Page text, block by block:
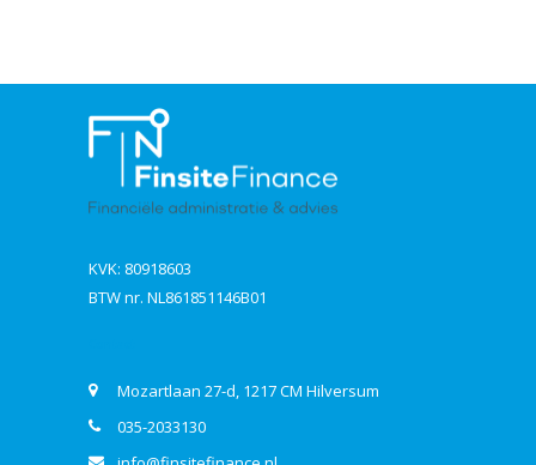
KVK: 80918603
BTW nr. NL861851146B01
Mozartlaan 27-d, 1217 CM Hilversum
035-2033130